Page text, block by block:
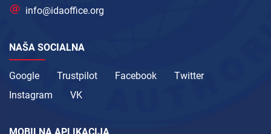
info@idaoffice.org
NAŠA SOCIALNA
Google Trustpilot Facebook
Twitter
Instagram
VK